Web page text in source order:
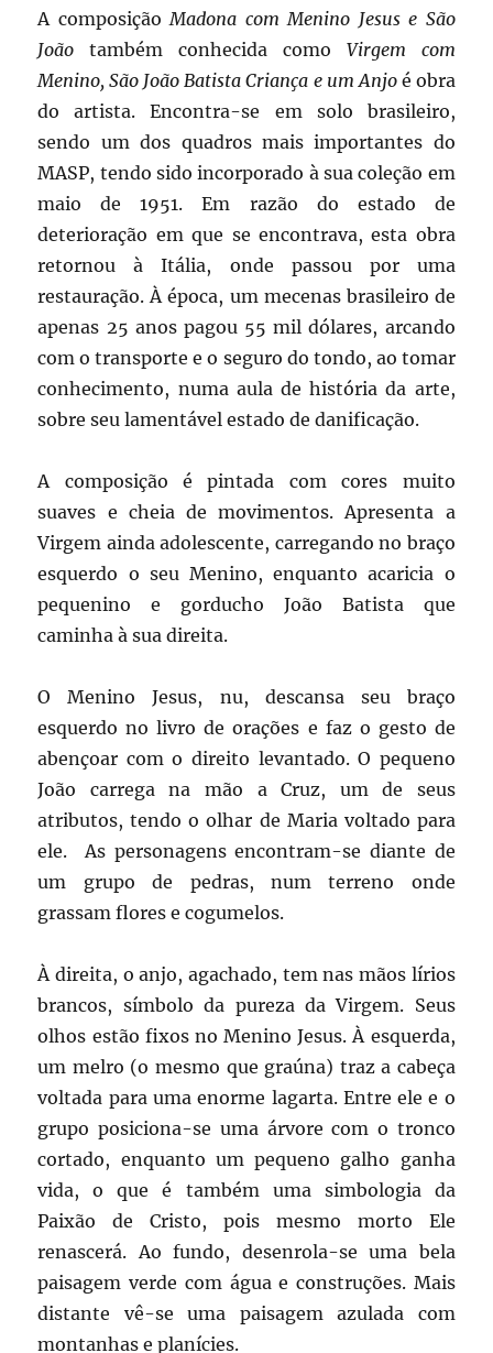
A composição Madona com Menino Jesus e São
João também conhecida como Virgem com
Menino, São João Batista Criança e um Anjoé obra
do artista. Encontra-se em solo brasileiro,
sendo um dos quadros mais importantes do
MASP, tendo sido incorporado à sua coleção em
maio de 1951. Em razão do estado de
deterioração em que se encontrava, esta obra
retornou à Itália, onde passou por uma
restauração. À época, um mecenas brasileiro de
apenas 25 anos pagou 55 mil dólares, arcando
com o transporte e o seguro do tondo, ao tomar
conhecimento, numa aula de história da arte,
sobre seu lamentável estado de danificação.
A composição é pintada com cores muito
suaves e cheia de movimentos. Apresenta a
Virgem ainda adolescente, carregando no braço
esquerdo o seu Menino, enquanto acaricia o
pequenino e gorducho João Batista que
caminha à sua direita.
O Menino Jesus, nu, descansa seu braço
esquerdo no livro de orações e faz o gesto de
abençoar com o direito levantado. O pequeno
João carrega na mão a Cruz, um de seus
atributos, tendo o olhar de Maria voltado para
ele. As personagens encontram-se diante de
um grupo de pedras, num terreno onde
grassam flores e cogumelos.
À direita, o anjo, agachado, tem nas mãos lírios
brancos, símbolo da pureza da Virgem. Seus
olhos estão fixos no Menino Jesus. À esquerda,
um melro (o mesmo que graúna) traz a cabeça
voltada para uma enorme lagarta. Entre ele e o
grupo posiciona-se uma árvore com o tronco
cortado, enquanto um pequeno galho ganha
vida, o que é também uma simbologia da
Paixão de Cristo, pois mesmo morto Ele
renascerá. Ao fundo, desenrola-se uma bela
paisagem verde com água e construções. Mais
distante vê-se uma paisagem azulada com
montanhas e planícies.